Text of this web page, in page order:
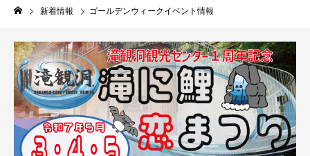
新着情報 ゴールデンウィークイベント情報